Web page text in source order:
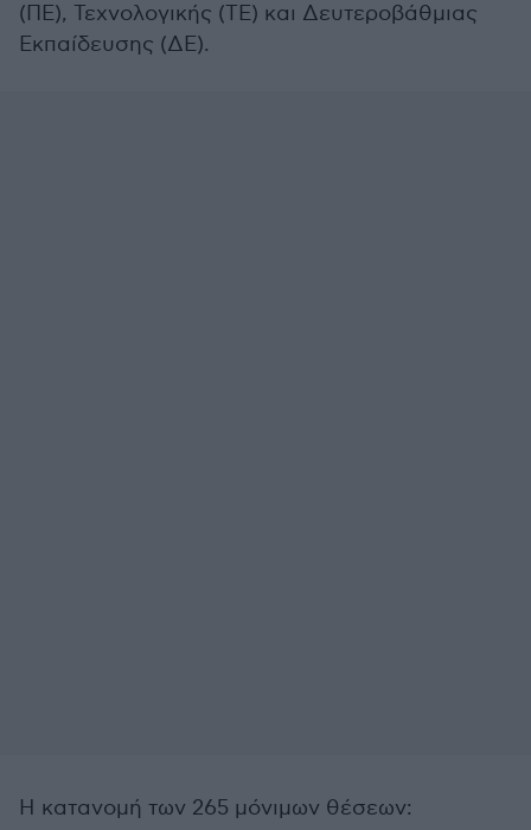
(ΠΕ), Τεχνολογικής (ΤΕ) και Δευτεροβάθμιας
Εκπαίδευσης (ΔΕ).
Η κατανομή των 265 μόνιμων θέσεων: